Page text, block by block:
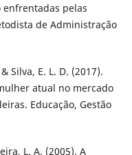
pelas
de Administração
Silva, E. L. D. (2017).
atual no mercado
Educação, Gestão
L. A. (2005). A